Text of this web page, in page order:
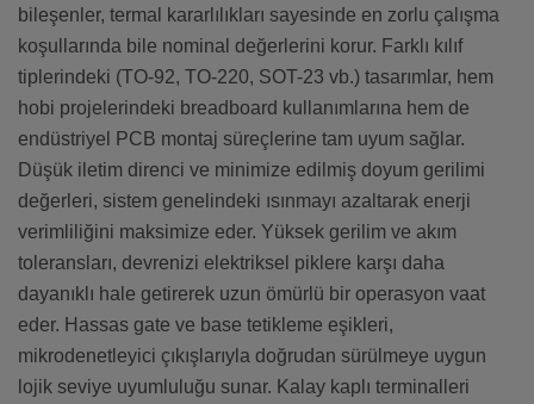
bileşenler, termal kararlılıkları sayesinde en zorlu çalışma
koşullarında bile nominal değerlerini korur. Farklı kılıf
tiplerindeki (TO-92, TO-220, SOT-23 vb.) tasarımlar, hem
hobi projelerindeki breadboard kullanımlarına hem de
endüstriyel PCB montaj süreçlerine tam uyum sağlar.
Düşük iletim direnci ve minimize edilmiş doyum gerilimi
değerleri, sistem genelindeki ısınmayı azaltarak enerji
verimliliğini maksimize eder. Yüksek gerilim ve akım
toleransları, devrenizi elektriksel piklere karşı daha
dayanıklı hale getirerek uzun ömürlü bir operasyon vaat
eder. Hassas gate ve base tetikleme eşikleri,
mikrodenetleyici çıkışlarıyla doğrudan sürülmeye uygun
lojik seviye uyumluluğu sunar. Kalay kaplı terminalleri